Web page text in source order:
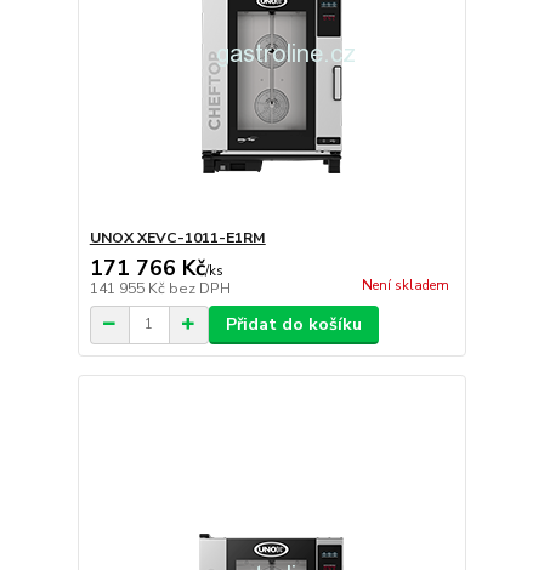
UNOX XEVC-1011-E1RM
171 766 Kč/ks
141 955 Kč bez DPH Není skladem
Přidat do košíku